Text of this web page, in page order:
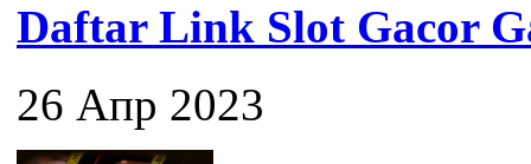
Daftar Link Slot Gacor
26 Апр 2023